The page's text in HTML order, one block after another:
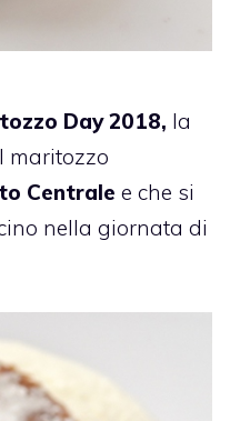
Day 2018, la
maritozzo
Centrale e che si
nella giornata di